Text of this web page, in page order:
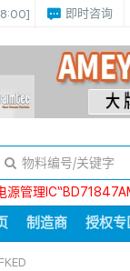
即时咨询
源管理
制造商 授权专